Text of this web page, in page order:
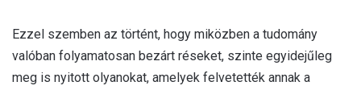
Ezzel szemben az történt, hogy miközben a tudomány
valóban folyamatosan bezárt réseket, szinte egyidejűleg
meg is nyitott olyanokat, amelyek felvetették annak a